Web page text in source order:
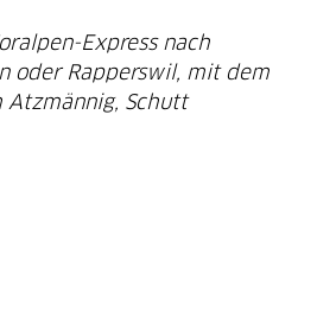
Express nach
oder Rapperswil, mit dem
Atzmännig, Schutt